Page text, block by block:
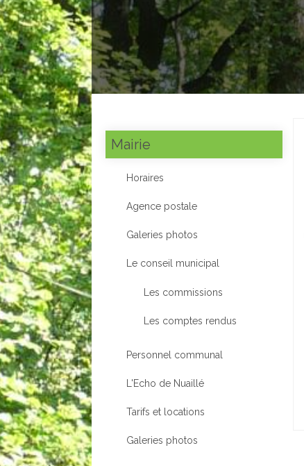
Mairie
Horaires
Agence postale
Galeries photos
Le conseil municipal
Les commissions
Les comptes rendus
Personnel communal
L'Echo de Nuaillé
Tarifs et locations
Galeries photos